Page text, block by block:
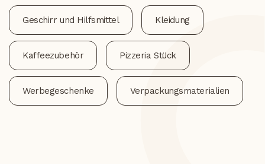
Geschirr und Hilfsmittel Kleidung
Kaffeezubehör Pizzeria Stück
Werbegeschenke Verpackungsmaterialien